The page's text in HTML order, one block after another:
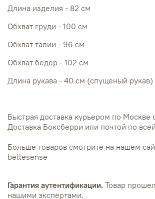
Длина изделия - 82 см
Обхват груди - 100 см
Обхват талии - 96 см
Обхват бедер - 102 см
Длина рукава - 40 см (спущеный рукав)
Быстрая доставка курьером по Москве
Доставка Боксберри или почтой по
Больше товаров смотрите на нашем
bellesense
Гарантия аутентификации. Товар
нашими экспертами.